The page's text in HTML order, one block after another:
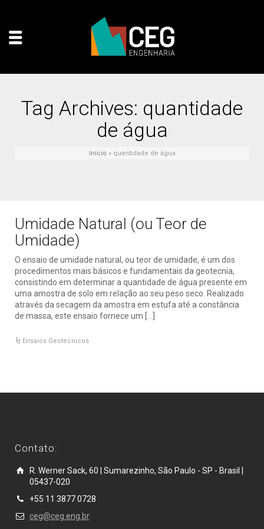
Tag Archives: quantidade
de água
Início » quantidade de água
Umidade Natural (ou Teor de
Umidade)
O ensaio de umidade natural, ou teor de umidade, é um dos
procedimentos mais básicos e fundamentais da geotecnia,
consistindo em determinar a quantidade de água presente em
uma amostra de solo em relação ao seu peso seco. Realizado
através da secagem da amostra em estufa até a constância
de massa, este ensaio fornece um […]
Ensaios Geotécnicos
Contato:
R. Werner Sack, 60 | Sumarezinho, São Paulo - SP - Brasil |
05437-020
+55 11 3877 0728
ceg@ceg.eng.br